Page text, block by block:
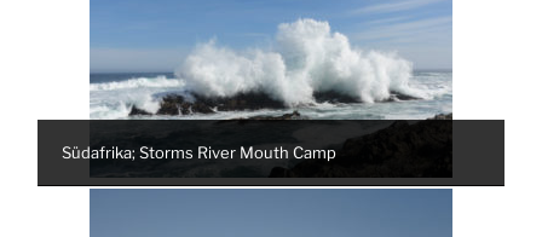
Südafrika; Storms River Mouth Camp